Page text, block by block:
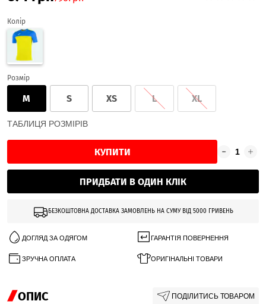
Колір
Розмір
M S XS L XL
ТАБЛИЦЯ РОЗМІРІВ
КУПИТИ
ПРИДБАТИ В ОДИН КЛІК
БЕЗКОШТОВНА ДОСТАВКА ЗАМОВЛЕНЬ НА СУМУ ВІД 5000 ГРИВЕНЬ
ДОГЛЯД ЗА ОДЯГОМ ГАРАНТІЯ ПОВЕРНЕННЯ
ЗРУЧНА ОПЛАТА ОРИГІНАЛЬНІ ТОВАРИ
ОПИС ПОДІЛИТИСЬ ТОВАРОМ